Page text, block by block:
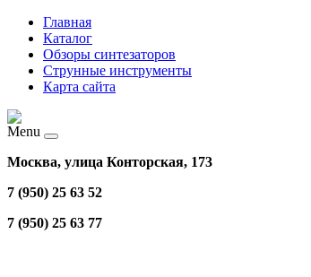
Главная
Каталог
Обзоры синтезаторов
Струнные инструменты
Карта сайта
Menu
Москва, улица Конторская, 173
7 (950) 25 63 52
7 (950) 25 63 77